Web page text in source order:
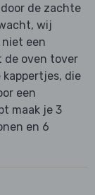
de zachte
wij
een
de oven tover
die
een
maak je 3
en 6